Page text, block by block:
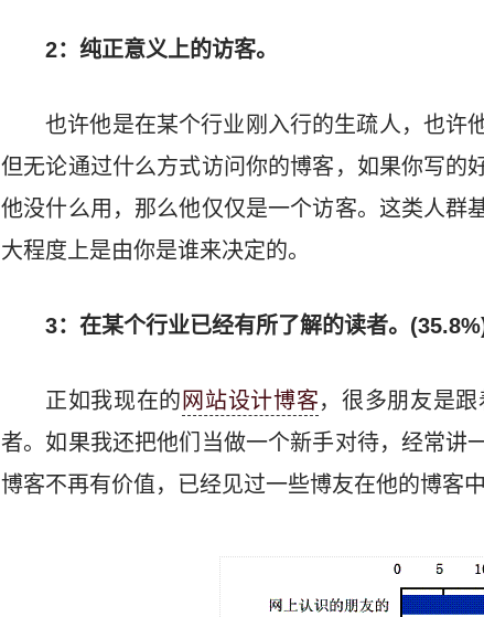
2：纯正意义上的访客。
也许他是在某个行业刚入行的生疏人，也许
但无论通过什么方式访问你的博客，如果你写的
他没什么用，那么他仅仅是一个访客。这类人群
大程度上是由你是谁来决定的。
3：在某个行业已经有所了解的读者。
正如我现在的 网站设计博客，很多朋友是
者。如果我还把他们当做一个新手对待，经常讲
博客不再有价值，已经见过一些博友在他的博客